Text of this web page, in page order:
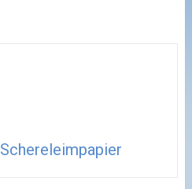
Schereleimpapier